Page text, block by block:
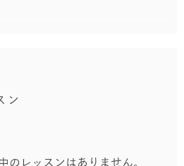
ン
のレッスンはありません。